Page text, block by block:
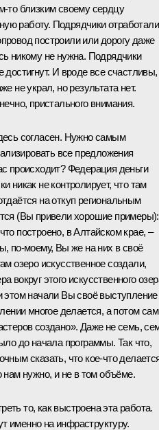
близким своему сердцу
работу. Подрядчики
построили или дорогу даже
никому не нужна. Подрядчики
достигнут. И вроде все счастливы,
не украл, но результата нет.
пристального внимания.
согласен. Нужно самым
все предложения
происходит? Федерация деньги
никак не контролирует, что там
на откуп региональным
(Вы привели хорошие примеры):
построено, в Алтайском крае, –
по‑моему, Вы же на них в своё
озеро искусственное создали,
вокруг этого искусственного
этом начали Вы своё выступление
многое делается, а потом
создано». Даже не семь,
до начала программы. Так что,
сказать, что кое‑что
нам нужно, и не в том объёме.
то, как выстроена эта работа.
именно на инфраструктуру.